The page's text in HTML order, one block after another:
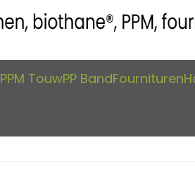
PPM TouwPP BandFournituren